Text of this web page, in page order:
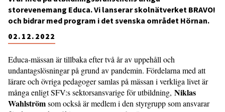
02.12.2022
storevenemang Educa. Vi lanserar skolnätverket BRAVO!
och bidrar med program i det svenska området Hörnan.
Educa-mässan är tillbaka efter två år av uppehåll och
undantagslösningar på grund av pandemin. Fördelarna med att
lärare och övriga pedagoger samlas på mässan i verkliga livet är
många enligt SFV:s sektorsansvarige för utbildning, Niklas
Wahlströmsom också är medlem i den styrgrupp som ansvarar